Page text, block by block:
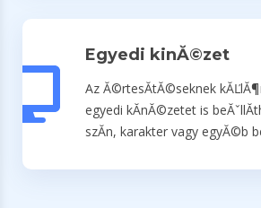
Egyedi kinĂ©zet
Az Ă©rtesĂ­tĂ©seknek
egyedi kĂ­nĂ©zetet is
szĂ­n, karakter vagy egyĂ©b